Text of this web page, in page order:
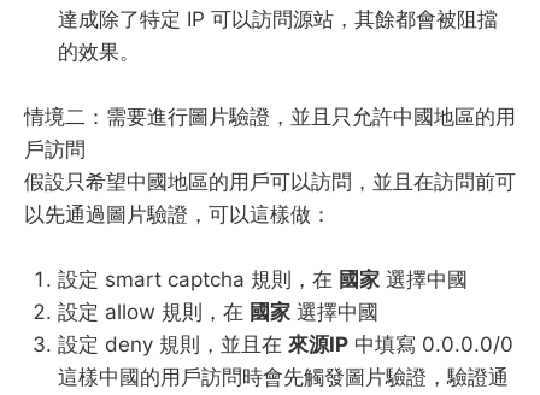
達成除了特定 IP 可以訪問源站，其餘都會被阻擋
的效果。
情境二：需要進行圖片驗證，並且只允許中國地區的用
戶訪問
假設只希望中國地區的用戶可以訪問，並且在訪問前可
以先通過圖片驗證，可以這樣做：
設定 smart captcha 規則，在 國家 選擇中國
設定 allow 規則，在 國家 選擇中國
設定 deny 規則，並且在 來源IP 中填寫 0.0.0.0/0
這樣中國的用戶訪問時會先觸發圖片驗證，驗證通